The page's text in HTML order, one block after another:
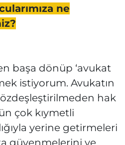
ne
en başa dönüp ‘avukat
istiyorum. Avukatın
hak
çok kıymetli
yerine getirmeleri
güvenmelerini ve